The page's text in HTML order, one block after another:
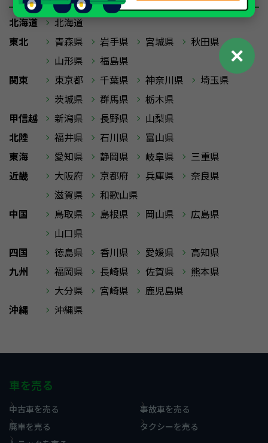
北海道
北海道
東北
青森県 岩手県 宮城県
秋田県
山形県
福島県
関東
東京都 千葉県 神奈川県
埼玉県
茨城県
群馬県
栃木県
甲信越
新潟県 長野県
山梨県
北陸
福井県 石川県
富山県
東海
愛知県 静岡県 岐阜県
三重県
近畿
大阪府 京都府 兵庫県
奈良県
滋賀県
和歌山県
中国
鳥取県 島根県 岡山県
広島県
山口県
四国
徳島県 香川県 愛媛県
高知県
九州
福岡県 長崎県 佐賀県
熊本県
大分県
宮崎県
鹿児島県
沖縄
沖縄県
車を売る
中古車を売る
事故車を売る
廃車を売る
タクシーを売る
✕